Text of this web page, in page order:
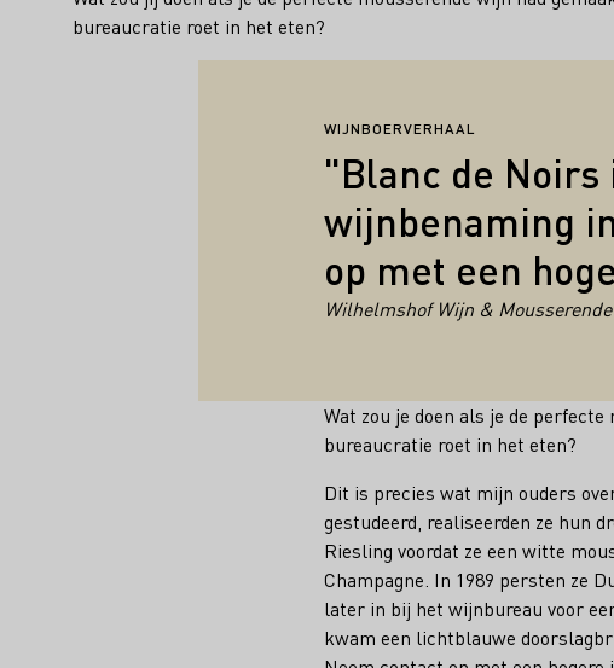
bureaucratie roet in het eten?
WIJNBOERVERHAAL
"Blanc de
wijnbenaming
op met een
Wilhelmshof Wijn &
Wat zou je doen als je de
bureaucratie roet in het eten?
Dit is precies wat mijn ouders
gestudeerd, realiseerden ze hun
Riesling voordat ze een witte
Champagne. In 1989 persten ze
later in bij het wijnbureau voor
kwam een lichtblauwe